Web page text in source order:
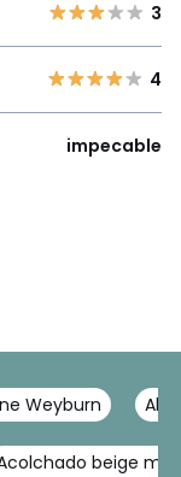
3
4
impecable
Weyburn
beige